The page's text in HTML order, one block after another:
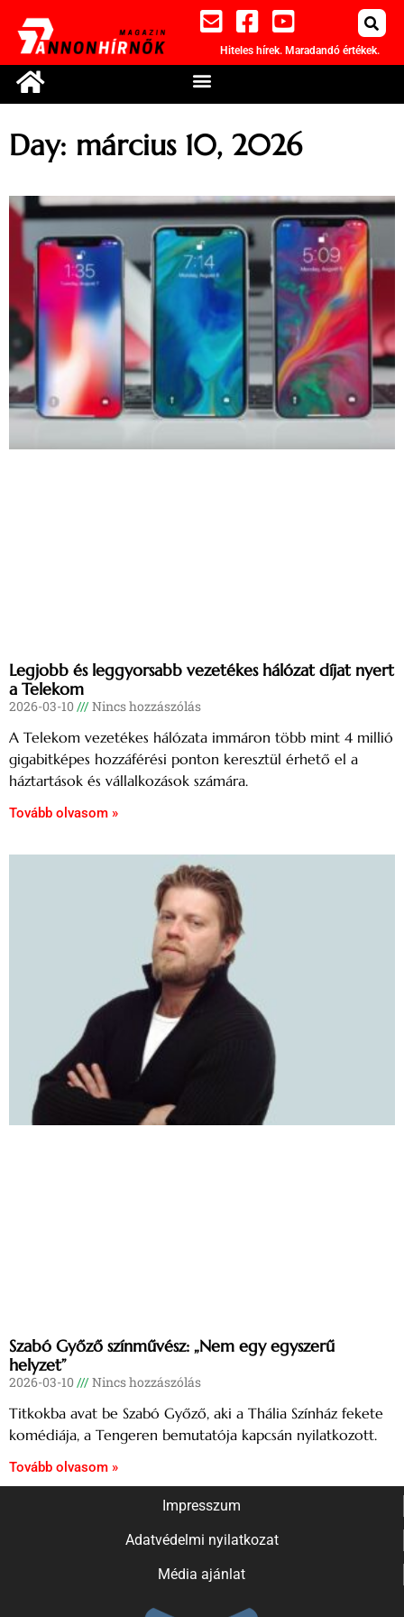
Hiteles hírek. Maradandó értékek.
Day: március 10, 2026
Legjobb és leggyorsabb vezetékes hálózat díjat nyert
a Telekom
2026-03-10 Nincs hozzászólás
A Telekom vezetékes hálózata immáron több mint 4 millió
gigabitképes hozzáférési ponton keresztül érhető el a
háztartások és vállalkozások számára.
Tovább olvasom »
Szabó Győző színművész: „Nem egy egyszerű
helyzet”
2026-03-10 Nincs hozzászólás
Titkokba avat be Szabó Győző, aki a Thália Színház fekete
komédiája, a Tengeren bemutatója kapcsán nyilatkozott.
Tovább olvasom »
Impresszum
Adatvédelmi nyilatkozat
Média ajánlat